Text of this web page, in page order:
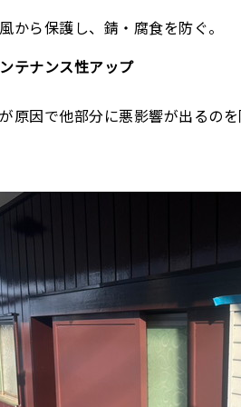
から保護し、錆・腐食を防ぐ。
テナンス性アップ
原因で他部分に悪影響が出るの